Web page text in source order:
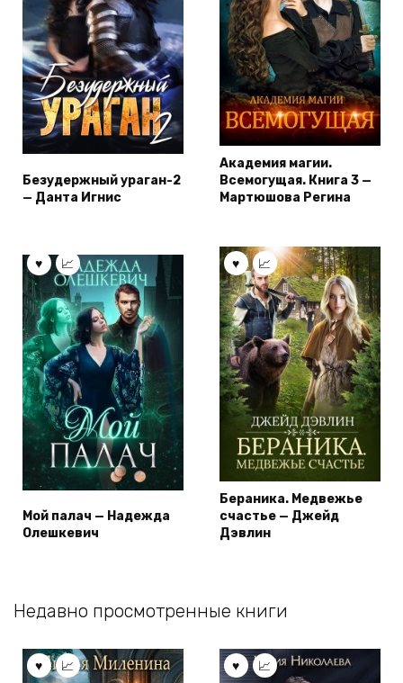
Безудержный ураган-2
— Данта Игнис
Академия магии.
Всемогущая. Книга 3 —
Мартюшова Регина
Мой палач — Надежда
Олешкевич
Бераника. Медвежье
счастье — Джейд
Дэвлин
Недавно просмотренные книги